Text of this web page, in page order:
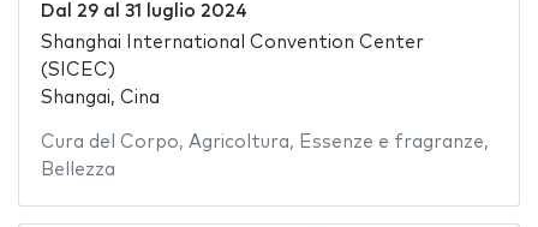
Dal 29al 31 luglio 2024
Shanghai International Convention Center
(SICEC)
Shangai, Cina
Cura del Corpo, Agricoltura, Essenze e fragranze,
Bellezza